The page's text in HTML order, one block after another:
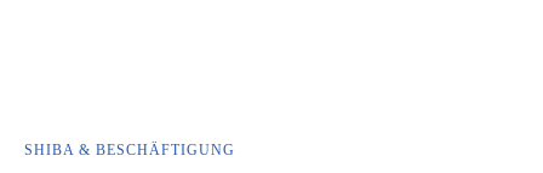
SHIBA & BESCHÄFTIGUNG